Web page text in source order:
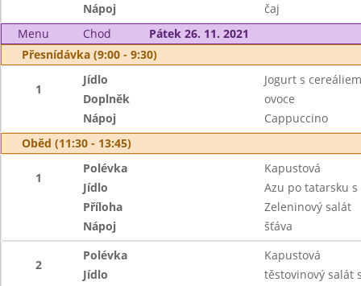
Nápoj
čaj
Menu
Chod
Pátek 26. 11. 2021
Přesnídávka (9:00 - 9:30)
1
Jídlo
Jogurt s
Doplněk
ovoce
Nápoj
Cappuccino
Oběd (11:30 - 13:45)
1
Polévka
Kapustová
Jídlo
Azu po tatarsku
Příloha
Zeleninový salát
Nápoj
šťáva
2
Polévka
Kapustová
Jídlo
těstovinový salát